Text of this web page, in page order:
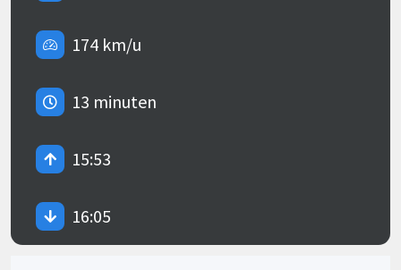
174 km/u
13 minuten
15:53
16:05